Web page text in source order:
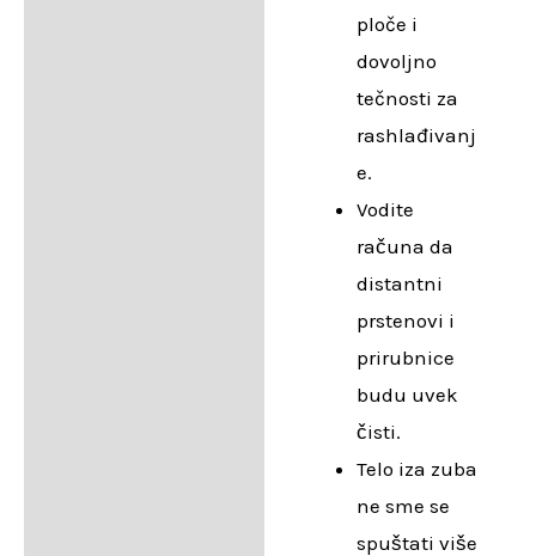
ploče i
dovoljno
tečnosti za
rashlađivanj
e.
Vodite
računa da
distantni
prstenovi i
prirubnice
budu uvek
čisti.
Telo iza zuba
ne sme se
spuštati više